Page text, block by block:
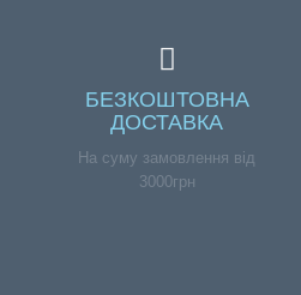
БЕЗКОШТОВНА
ДОСТАВКА
На суму замовлення від
3000грн